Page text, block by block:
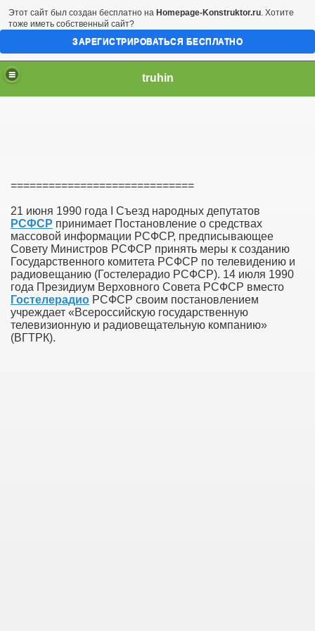
truhin
=============================
21 июня 1990 года I Съезд народных депутатов
РСФСР принимает Постановление о средствах
массовой информации РСФСР, предписывающее
Совету Министров РСФСР принять меры к созданию
Государственного комитета РСФСР по телевидению и
радиовещанию (Гостелерадио РСФСР). 14 июля 1990
года Президиум Верховного Совета РСФСР вместо
Гостелерадио РСФСР своим постановлением
учреждает «Всероссийскую государственную
телевизионную и радиовещательную компанию»
(ВГТРК).
Этот сайт был создан бесплатно на Homepage-Konstruktor.ru. Хотите
тоже иметь собственный сайт?
ЗАРЕГИСТРИРОВАТЬСЯ БЕСПЛАТНО